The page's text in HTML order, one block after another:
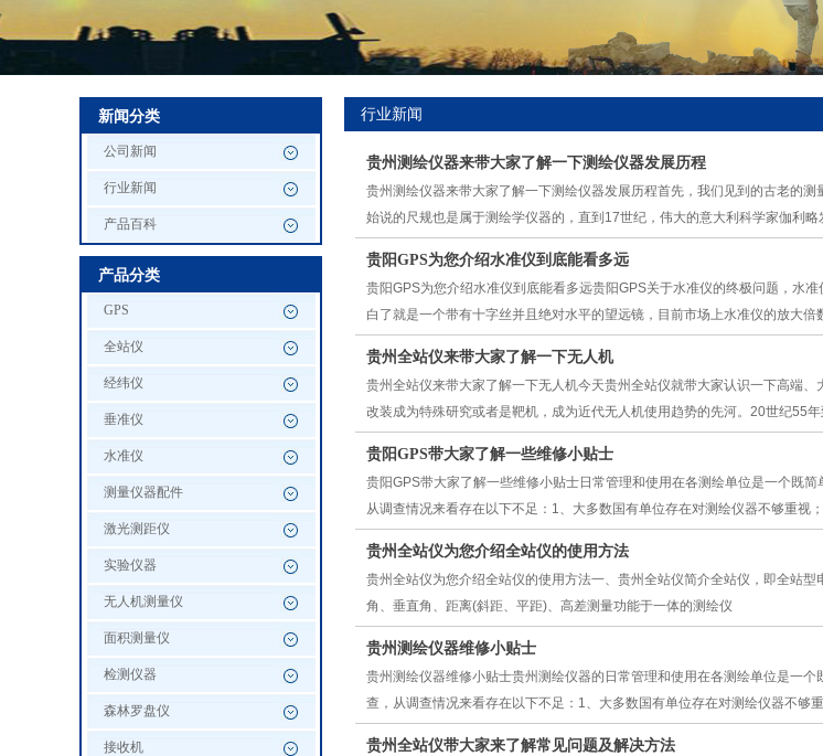
新闻分类
公司新闻
行业新闻
产品百科
产品分类
GPS
全站仪
经纬仪
垂准仪
水准仪
测量仪器配件
激光测距仪
实验仪器
无人机测量仪
面积测量仪
检测仪器
森林罗盘仪
接收机
行业新闻
贵州测绘仪器来带大家了解一下测绘仪器发展历程
贵州测绘仪器来带大家了解一下测绘仪器发展历程首先，我们见到的古老的
始说的尺规也是属于测绘学仪器的，直到17世纪，伟大的意大利科学家伽利略
贵阳GPS为您介绍水准仪到底能看多远
贵阳GPS为您介绍水准仪到底能看多远贵阳GPS关于水准仪的终极问题，水
白了就是一个带有十字丝并且绝对水平的望远镜，目前市场上水准仪的放大倍
贵州全站仪来带大家了解一下无人机
贵州全站仪来带大家了解一下无人机今天贵州全站仪就带大家认识一下高端
改装成为特殊研究或者是靶机，成为近代无人机使用趋势的先河。20世纪55
贵阳GPS带大家了解一些维修小贴士
贵阳GPS带大家了解一些维修小贴士日常管理和使用在各测绘单位是一个既
从调查情况来看存在以下不足：1、大多数国有单位存在对测绘仪器不够重视
贵州全站仪为您介绍全站仪的使用方法
贵州全站仪为您介绍全站仪的使用方法一、贵州全站仪简介全站仪，即全站
角、垂直角、距离(斜距、平距)、高差测量功能于一体的测绘仪
贵州测绘仪器维修小贴士
贵州测绘仪器维修小贴士贵州测绘仪器的日常管理和使用在各测绘单位是一
查，从调查情况来看存在以下不足：1、大多数国有单位存在对测绘仪器不够
贵州全站仪带大家来了解常见问题及解决方法